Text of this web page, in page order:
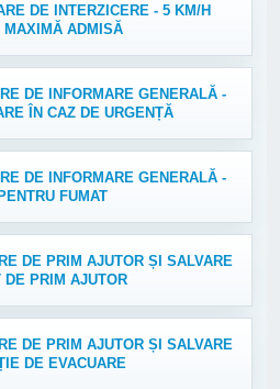
DE INTERZICERE - 5 KM/H
MAXIMĂ ADMISĂ
DE INFORMARE GENERALĂ -
ÎN CAZ DE URGENȚĂ
DE INFORMARE GENERALĂ -
FUMAT
DE PRIM AJUTOR ȘI SALVARE
DE PRIM AJUTOR
DE PRIM AJUTOR ȘI SALVARE
DE EVACUARE